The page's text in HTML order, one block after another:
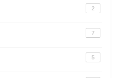
2
7
5